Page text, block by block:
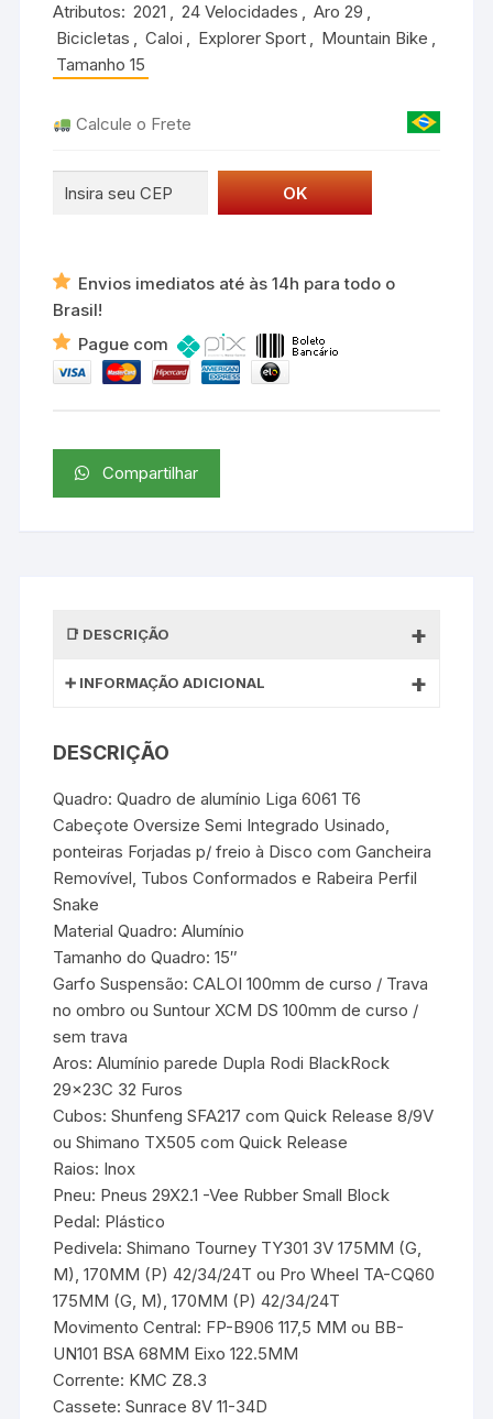
Amarelo
quantidade
Atributos: 2021 , 24 Velocidades , Aro 29 ,
Bicicletas , Caloi , Explorer Sport , Mountain Bike ,
Tamanho 15
Calcule o Frete
Envios imediatos até às 14h para todo o
Brasil!
Pague com
Compartilhar
DESCRIÇÃO
INFORMAÇÃO ADICIONAL
DESCRIÇÃO
Quadro: Quadro de alumínio Liga 6061 T6
Cabeçote Oversize Semi Integrado Usinado,
ponteiras Forjadas p/ freio à Disco com Gancheira
Removível, Tubos Conformados e Rabeira Perfil
Snake
Material Quadro: Alumínio
Tamanho do Quadro: 15″
Garfo Suspensão: CALOI 100mm de curso / Trava
no ombro ou Suntour XCM DS 100mm de curso /
sem trava
Aros: Alumínio parede Dupla Rodi BlackRock
29x23C 32 Furos
Cubos: Shunfeng SFA217 com Quick Release 8/9V
ou Shimano TX505 com Quick Release
Raios: Inox
Pneu: Pneus 29X2.1 -Vee Rubber Small Block
Pedal: Plástico
Pedivela: Shimano Tourney TY301 3V 175MM (G,
M), 170MM (P) 42/34/24T ou Pro Wheel TA-CQ60
175MM (G, M), 170MM (P) 42/34/24T
Movimento Central: FP-B906 117,5 MM ou BB-
UN101 BSA 68MM Eixo 122.5MM
Corrente: KMC Z8.3
Cassete: Sunrace 8V 11-34D